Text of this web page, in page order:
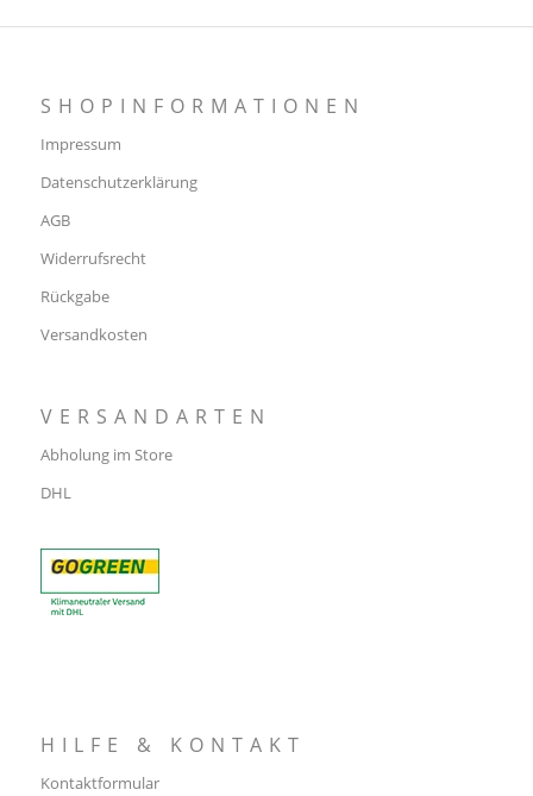
SHOPINFORMATIONEN
Impressum
Datenschutzerklärung
AGB
Widerrufsrecht
Rückgabe
Versandkosten
VERSANDARTEN
Abholung im Store
DHL
HILFE & KONTAKT
Kontaktformular